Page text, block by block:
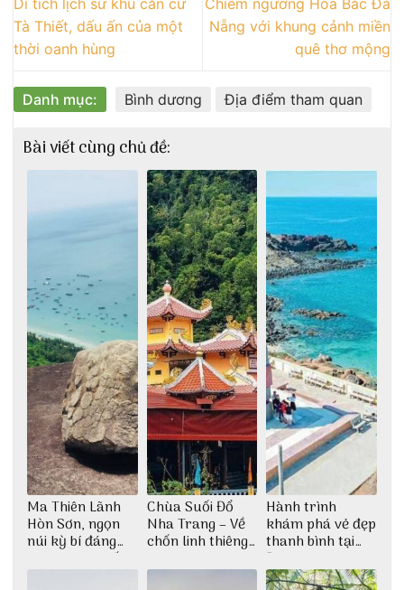
Tà Thiết, dấu ấn của một
thời oanh hùng
Nẵng với khung cảnh miền
quê thơ mộng
Danh mục: Bình dương Địa điểm tham quan
Bài viết cùng chủ đề:
Ma Thiên Lãnh
Hòn Sơn, ngọn
núi kỳ bí đáng
khám phá nhất
Chùa Suối Đổ
Nha Trang – Về
chốn linh thiêng
thiền định
Hành trình
khám phá vẻ đẹp
thanh bình tại
Đảo Phú Quý